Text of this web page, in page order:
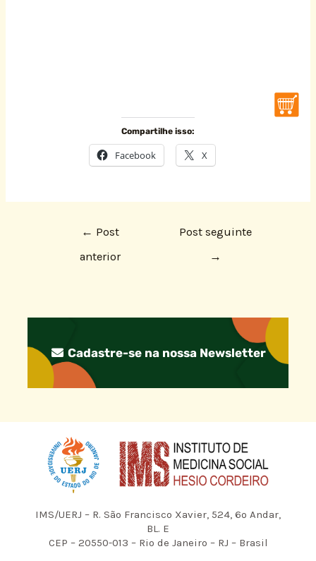
Compartilhe isso:
Facebook X
← Post
anterior
Post seguinte
→
Cadastre-se na nossa Newsletter
IMS/UERJ – R. São Francisco Xavier, 524, 6º Andar,
BL. E
CEP – 20550-013 – Rio de Janeiro – RJ – Brasil